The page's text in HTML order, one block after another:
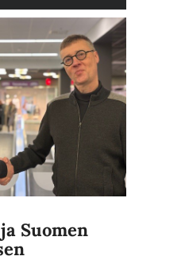
Suomen